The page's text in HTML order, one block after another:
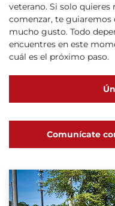
veterano. Si solo
comenzar, te
mucho gusto. Todo
encuentres en este
cuál es el próximo paso.
Comunícate